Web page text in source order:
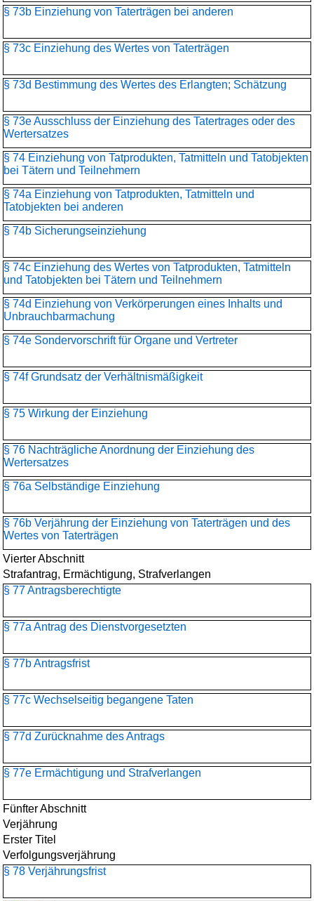
§ 73b Einziehung von Taterträgen bei anderen
§ 73c Einziehung des Wertes von Taterträgen
§ 73d Bestimmung des Wertes des Erlangten; Schätzung
§ 73e Ausschluss der Einziehung des Tatertrages oder des
Wertersatzes
§ 74 Einziehung von Tatprodukten, Tatmitteln und Tatobjekten
bei Tätern und Teilnehmern
§ 74a Einziehung von Tatprodukten, Tatmitteln und
Tatobjekten bei anderen
§ 74b Sicherungseinziehung
§ 74c Einziehung des Wertes von Tatprodukten, Tatmitteln
und Tatobjekten bei Tätern und Teilnehmern
§ 74d Einziehung von Verkörperungen eines Inhalts und
Unbrauchbarmachung
§ 74e Sondervorschrift für Organe und Vertreter
§ 74f Grundsatz der Verhältnismäßigkeit
§ 75 Wirkung der Einziehung
§ 76 Nachträgliche Anordnung der Einziehung des
Wertersatzes
§ 76a Selbständige Einziehung
§ 76b Verjährung der Einziehung von Taterträgen und des
Wertes von Taterträgen
Vierter Abschnitt
Strafantrag, Ermächtigung, Strafverlangen
§ 77 Antragsberechtigte
§ 77a Antrag des Dienstvorgesetzten
§ 77b Antragsfrist
§ 77c Wechselseitig begangene Taten
§ 77d Zurücknahme des Antrags
§ 77e Ermächtigung und Strafverlangen
Fünfter Abschnitt
Verjährung
Erster Titel
Verfolgungsverjährung
§ 78 Verjährungsfrist